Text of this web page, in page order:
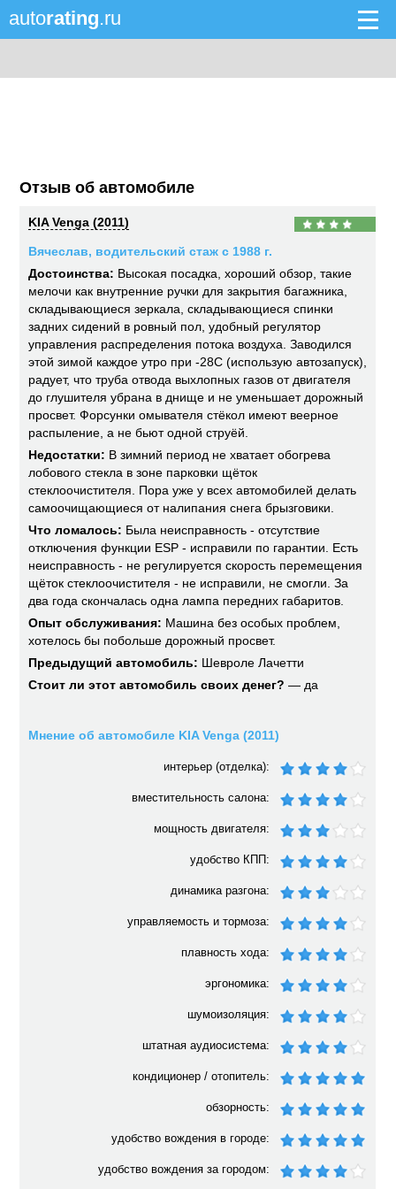
autorating.ru
Отзыв об автомобиле
KIA Venga (2011)
Вячеслав, водительский стаж с 1988 г.
Достоинства: Высокая посадка, хороший обзор, такие
мелочи как внутренние ручки для закрытия багажника,
складывающиеся зеркала, складывающиеся спинки
задних сидений в ровный пол, удобный регулятор
управления распределения потока воздуха. Заводился
этой зимой каждое утро при -28С (использую автозапуск),
радует, что труба отвода выхлопных газов от двигателя
до глушителя убрана в днище и не уменьшает дорожный
просвет. Форсунки омывателя стёкол имеют веерное
распыление, а не бьют одной струёй.
Недостатки: В зимний период не хватает обогрева
лобового стекла в зоне парковки щёток
стеклоочистителя. Пора уже у всех автомобилей делать
самоочищающиеся от налипания снега брызговики.
Что ломалось: Была неисправность - отсутствие
отключения функции ESP - исправили по гарантии. Есть
неисправность - не регулируется скорость перемещения
щёток стеклоочистителя - не исправили, не смогли. За
два года скончалась одна лампа передних габаритов.
Опыт обслуживания: Машина без особых проблем,
хотелось бы побольше дорожный просвет.
Предыдущий автомобиль: Шевроле Лачетти
Стоит ли этот автомобиль своих денег? — да
Мнение об автомобиле KIA Venga (2011)
интерьер (отделка):
вместительность салона:
мощность двигателя:
удобство КПП:
динамика разгона:
управляемость и тормоза:
плавность хода:
эргономика:
шумоизоляция:
штатная аудиосистема:
кондиционер / отопитель:
обзорность:
удобство вождения в городе:
удобство вождения за городом: